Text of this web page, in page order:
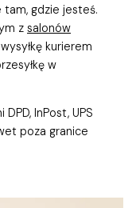
tam, gdzie jesteś.
z salonów
kurierem
w
InPost, UPS
poza granice